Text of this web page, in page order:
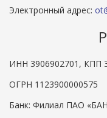
Электронный адрес:
ИНН 3906902701, КПП
ОГРН 1123900000575
Банк: Филиал ПАО